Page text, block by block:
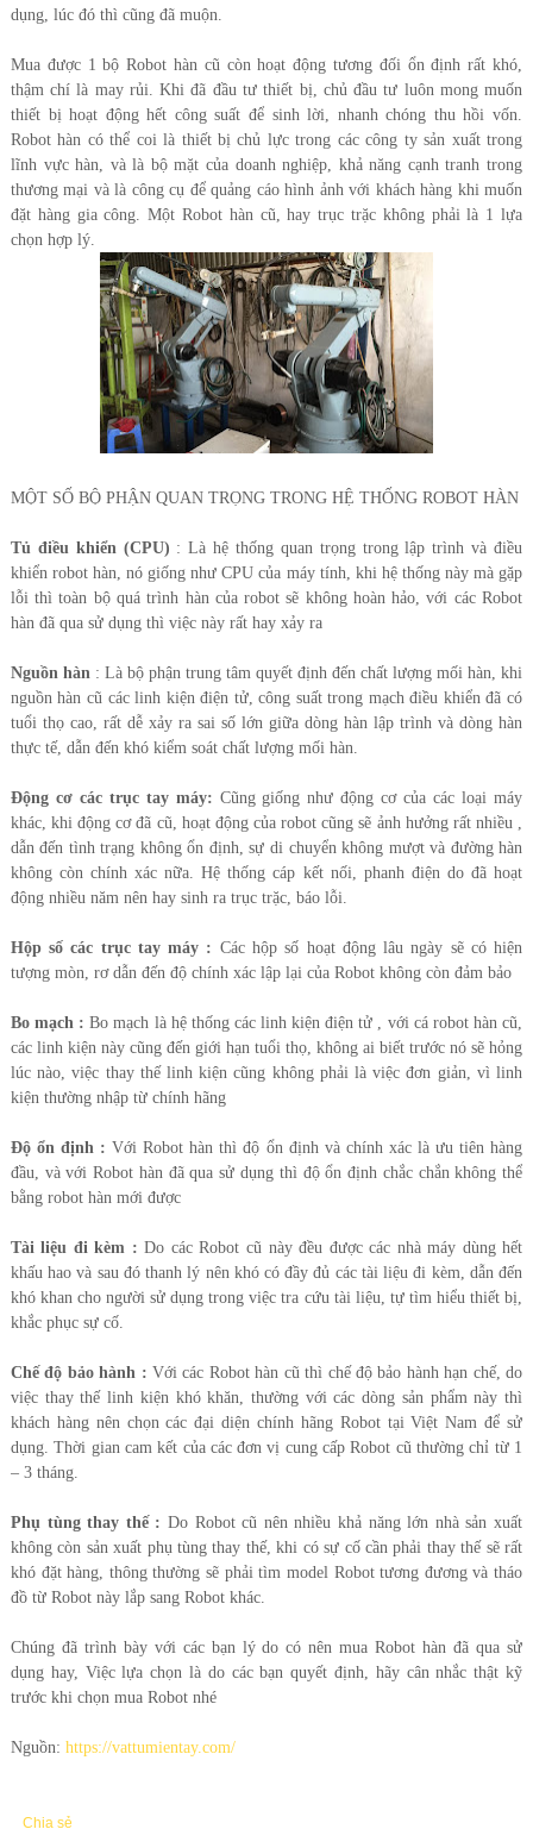
dụng, lúc đó thì cũng đã muộn.
Mua được 1 bộ Robot hàn cũ còn hoạt động tương đối ổn định rất khó,
thậm chí là may rủi. Khi đã đầu tư thiết bị, chủ đầu tư luôn mong muốn
thiết bị hoạt động hết công suất để sinh lời, nhanh chóng thu hồi vốn.
Robot hàn có thể coi là thiết bị chủ lực trong các công ty sản xuất trong
lĩnh vực hàn, và là bộ mặt của doanh nghiệp, khả năng cạnh tranh trong
thương mại và là công cụ để quảng cáo hình ảnh với khách hàng khi muốn
đặt hàng gia công. Một Robot hàn cũ, hay trục trặc không phải là 1 lựa
chọn hợp lý.
MỘT SỐ BỘ PHẬN QUAN TRỌNG TRONG HỆ THỐNG ROBOT HÀN
Tủ điều khiển (CPU) : Là hệ thống quan trọng trong lập trình và điều
khiển robot hàn, nó giống như CPU của máy tính, khi hệ thống này mà gặp
lỗi thì toàn bộ quá trình hàn của robot sẽ không hoàn hảo, với các Robot
hàn đã qua sử dụng thì việc này rất hay xảy ra
Nguồn hàn: Là bộ phận trung tâm quyết định đến chất lượng mối hàn, khi
nguồn hàn cũ các linh kiện điện tử, công suất trong mạch điều khiển đã có
tuổi thọ cao, rất dễ xảy ra sai số lớn giữa dòng hàn lập trình và dòng hàn
thực tế, dẫn đến khó kiểm soát chất lượng mối hàn.
Động cơ các trục tay máy: Cũng giống như động cơ của các loại máy
khác, khi động cơ đã cũ, hoạt động của robot cũng sẽ ảnh hưởng rất nhiều ,
dẫn đến tình trạng không ổn định, sự di chuyển không mượt và đường hàn
không còn chính xác nữa. Hệ thống cáp kết nối, phanh điện do đã hoạt
động nhiều năm nên hay sinh ra trục trặc, báo lỗi.
Hộp số các trục tay máy : Các hộp số hoạt động lâu ngày sẽ có hiện
tượng mòn, rơ dẫn đến độ chính xác lập lại của Robot không còn đảm bảo
Bo mạch :Bo mạch là hệ thống các linh kiện điện tử , với cá robot hàn cũ,
các linh kiện này cũng đến giới hạn tuổi thọ, không ai biết trước nó sẽ hỏng
lúc nào, việc thay thế linh kiện cũng không phải là việc đơn giản, vì linh
kiện thường nhập từ chính hãng
Độ ổn định : Với Robot hàn thì độ ổn định và chính xác là ưu tiên hàng
đầu, và với Robot hàn đã qua sử dụng thì độ ổn định chắc chắn không thể
bằng robot hàn mới được
Tài liệu đi kèm : Do các Robot cũ này đều được các nhà máy dùng hết
khấu hao và sau đó thanh lý nên khó có đầy đủ các tài liệu đi kèm, dẫn đến
khó khan cho người sử dụng trong việc tra cứu tài liệu, tự tìm hiểu thiết bị,
khắc phục sự cố.
Chế độ bảo hành : Với các Robot hàn cũ thì chế độ bảo hành hạn chế, do
việc thay thế linh kiện khó khăn, thường với các dòng sản phẩm này thì
khách hàng nên chọn các đại diện chính hãng Robot tại Việt Nam để sử
dụng. Thời gian cam kết của các đơn vị cung cấp Robot cũ thường chỉ từ 1
– 3 tháng.
Phụ tùng thay thế : Do Robot cũ nên nhiều khả năng lớn nhà sản xuất
không còn sản xuất phụ tùng thay thế, khi có sự cố cần phải thay thế sẽ rất
khó đặt hàng, thông thường sẽ phải tìm model Robot tương đương và tháo
đồ từ Robot này lắp sang Robot khác.
Chúng đã trình bày với các bạn lý do có nên mua Robot hàn đã qua sử
dụng hay, Việc lựa chọn là do các bạn quyết định, hãy cân nhắc thật kỹ
trước khi chọn mua Robot nhé
Nguồn: https://vattumientay.com/
Chia sẻ